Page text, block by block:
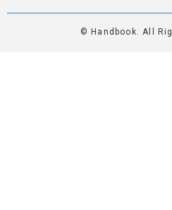
© Handbook. All